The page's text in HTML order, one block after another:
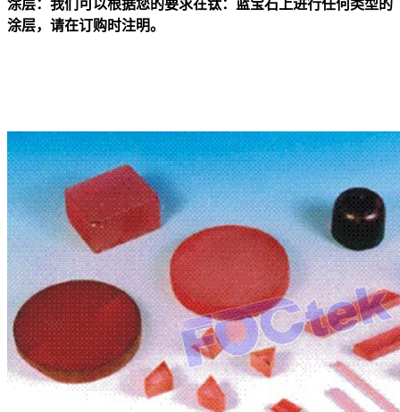
涂层：我们可以根据您的要求在钛：蓝宝石上进行任何类型的
涂层，请在订购时注明。